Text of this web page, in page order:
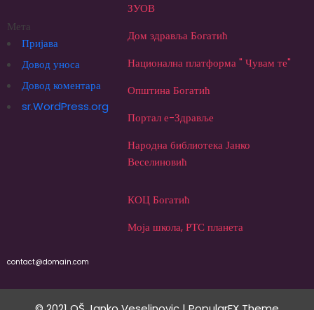
Мета
Пријава
Довод уноса
Довод коментара
sr.WordPress.org
ЗУОВ
Дом здравља Богатић
Национална платформа " Чувам те"
Општина Богатић
Портал е-Здравље
Народна библиотека Јанко
Веселиновић
КОЦ Богатић
Моја школа, РТС планета
contact@domain.com